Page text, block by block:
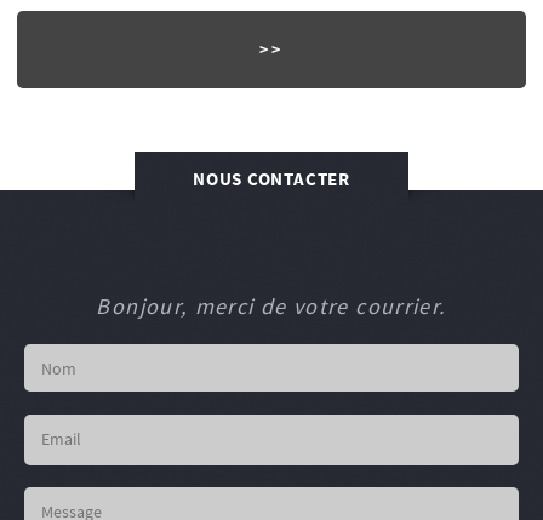
NOUS CONTACTER
Bonjour, merci de votre courrier.